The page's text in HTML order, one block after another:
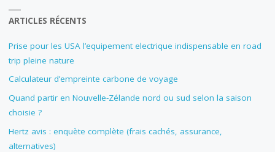
ARTICLES RÉCENTS
Prise pour les USA l’equipement electrique indispensable en road
trip pleine nature
Calculateur d’empreinte carbone de voyage
Quand partir en Nouvelle-Zélande nord ou sud selon la saison
choisie ?
Hertz avis : enquète complète (frais cachés, assurance,
alternatives)